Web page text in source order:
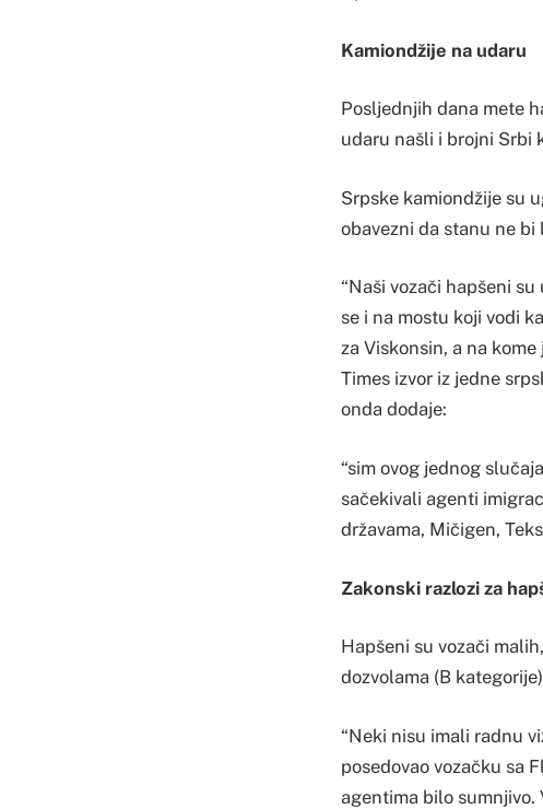
Kamiondžije na udaru
Posljednjih dana mete
udaru našli i brojni Srbi
Srpske kamiondžije su
obavezni da stanu ne
“Naši vozači hapšeni
se i na mostu koji vodi
za Viskonsin, a na
Times izvor iz jedne
onda dodaje:
“sim ovog jednog
sačekivali agenti
državama, Mičigen,
Zakonski razlozi za
Hapšeni su vozači
dozvolama (B
“Neki nisu imali radnu
posedovao vozačku sa
agentima bilo sumnjivo.